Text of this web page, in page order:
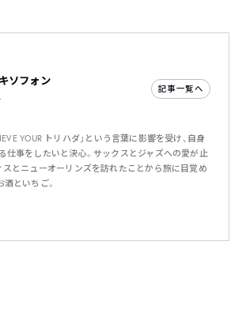
ソフォン
記事一覧へ
YOUR トリハダ」という言葉に影響を受け、自身
仕事をしたいと決心。サックスとジャズへの愛が止
スとニューオーリンズを訪れたことから旅に目覚め
といちご。